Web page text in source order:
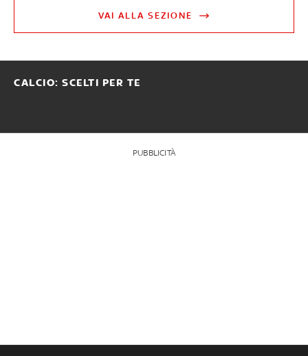
VAI ALLA SEZIONE
CALCIO: SCELTI PER TE
PUBBLICITÀ